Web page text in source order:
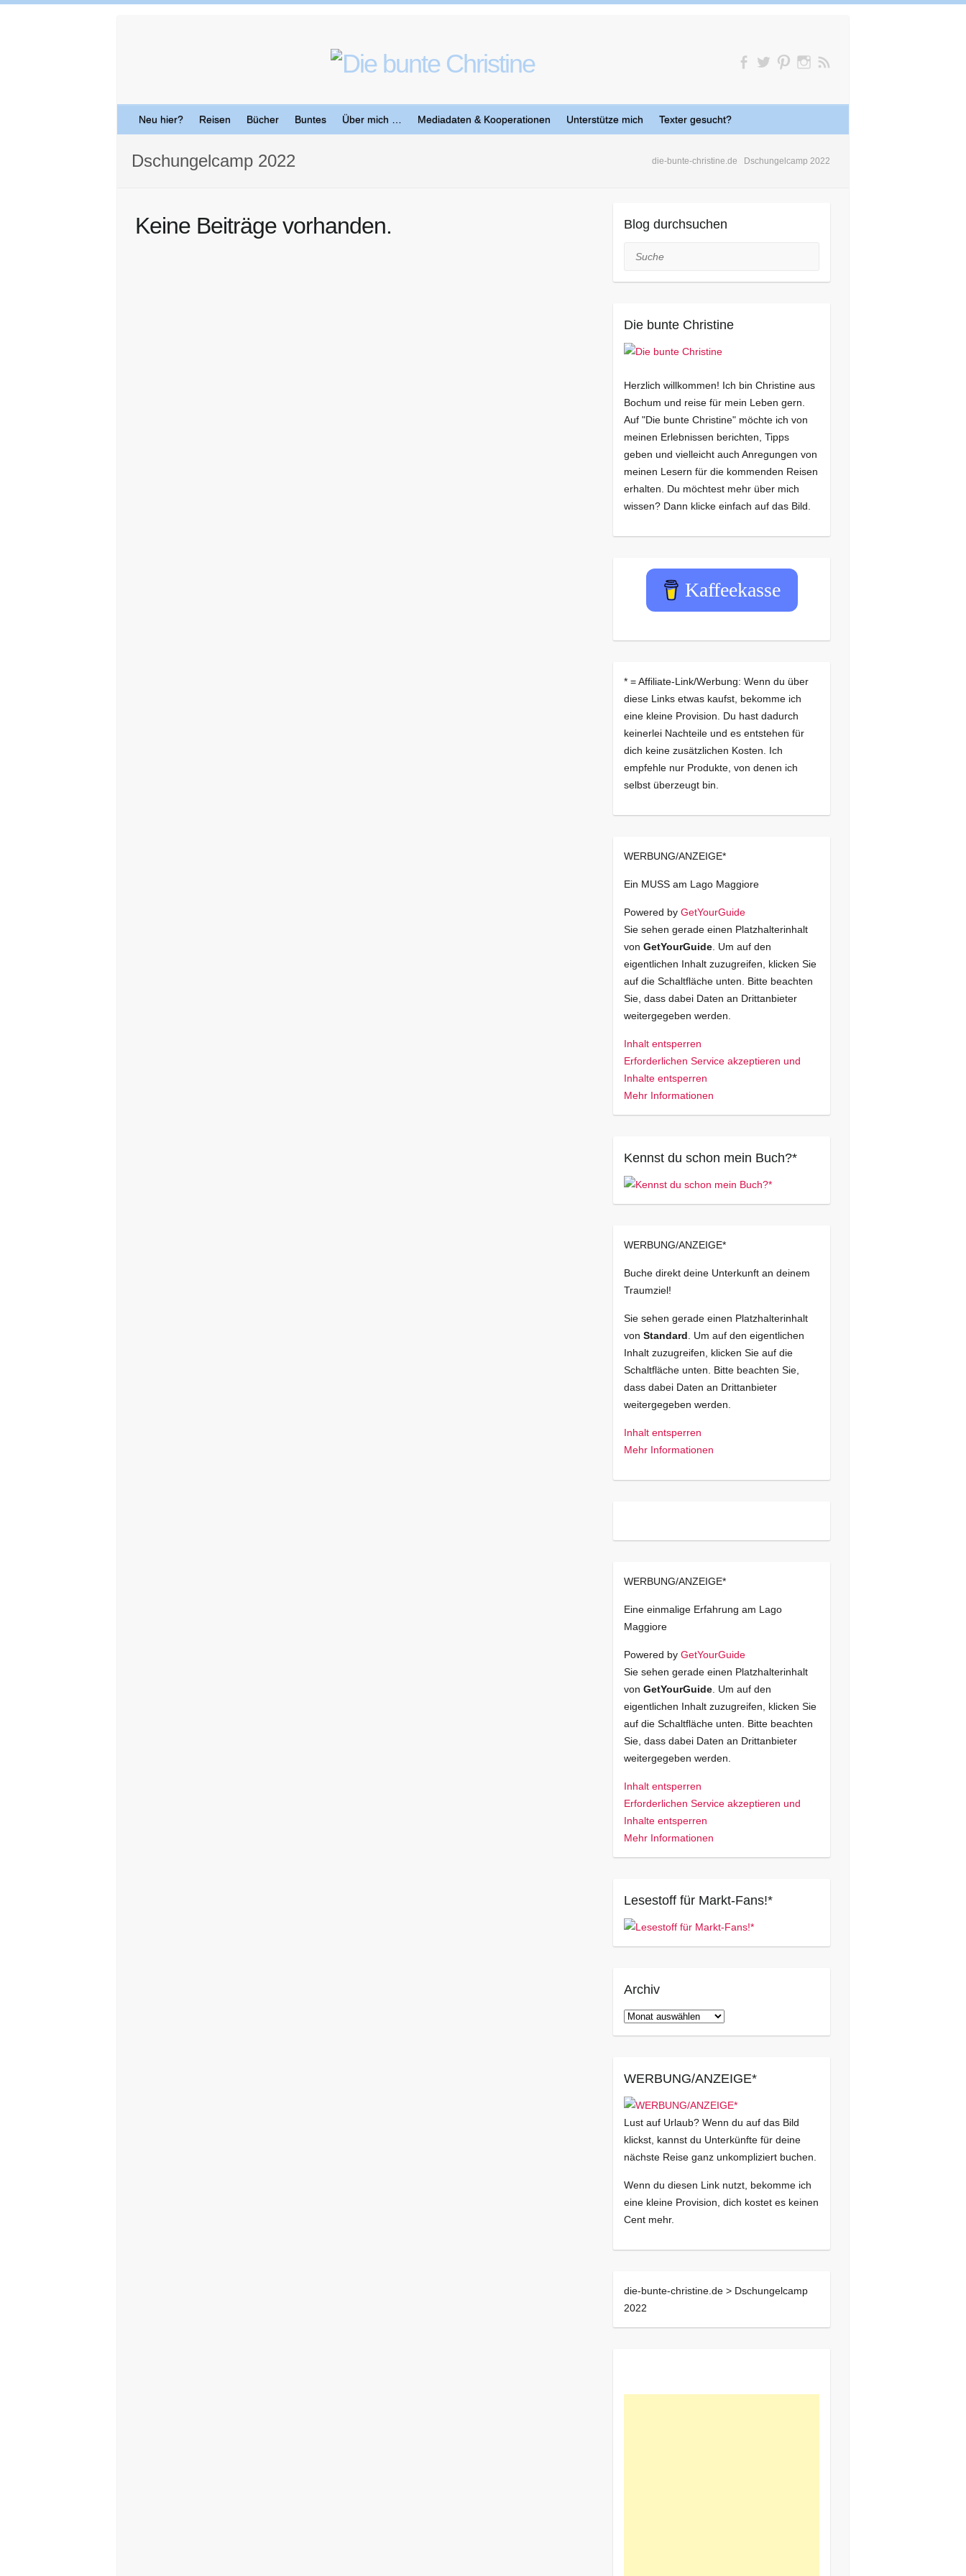
Neu hier? Reisen Bücher Buntes Über mich … Mediadaten & Kooperationen Unterstütze mich Texter gesucht?
die-bunte-christine.de Dschungelcamp 2022
Dschungelcamp 2022
Keine Beiträge vorhanden. Blog durchsuchen
Suche
Die bunte Christine
Herzlich willkommen! Ich bin Christine aus
Bochum und reise für mein Leben gern.
Auf "Die bunte Christine" möchte ich von
meinen Erlebnissen berichten, Tipps
geben und vielleicht auch Anregungen von
meinen Lesern für die kommenden Reisen
erhalten. Du möchtest mehr über mich
wissen? Dann klicke einfach auf das Bild.
Kaffeekasse
* = Affiliate-Link/Werbung: Wenn du über
diese Links etwas kaufst, bekomme ich
eine kleine Provision. Du hast dadurch
keinerlei Nachteile und es entstehen für
dich keine zusätzlichen Kosten. Ich
empfehle nur Produkte, von denen ich
selbst überzeugt bin.
WERBUNG/ANZEIGE*
Ein MUSS am Lago Maggiore
Powered by GetYourGuide
Sie sehen gerade einen Platzhalterinhalt
von GetYourGuide. Um auf den
eigentlichen Inhalt zuzugreifen, klicken Sie
auf die Schaltfläche unten. Bitte beachten
Sie, dass dabei Daten an Drittanbieter
weitergegeben werden.
Inhalt entsperren
Erforderlichen Service akzeptieren und
Inhalte entsperren
Mehr Informationen
Kennst du schon mein Buch?*
WERBUNG/ANZEIGE*
Buche direkt deine Unterkunft an deinem
Traumziel!
Sie sehen gerade einen Platzhalterinhalt
von Standard . Um auf den eigentlichen
Inhalt zuzugreifen, klicken Sie auf die
Schaltfläche unten. Bitte beachten Sie,
dass dabei Daten an Drittanbieter
weitergegeben werden.
Inhalt entsperren
Mehr Informationen
WERBUNG/ANZEIGE*
Eine einmalige Erfahrung am Lago
Maggiore
Powered by GetYourGuide
Sie sehen gerade einen Platzhalterinhalt
von GetYourGuide. Um auf den
eigentlichen Inhalt zuzugreifen, klicken Sie
auf die Schaltfläche unten. Bitte beachten
Sie, dass dabei Daten an Drittanbieter
weitergegeben werden.
Inhalt entsperren
Erforderlichen Service akzeptieren und
Inhalte entsperren
Mehr Informationen
Lesestoff für Markt-Fans!*
Archiv
Archiv
WERBUNG/ANZEIGE*
Lust auf Urlaub? Wenn du auf das Bild
klickst, kannst du Unterkünfte für deine
nächste Reise ganz unkompliziert buchen.
Wenn du diesen Link nutzt, bekomme ich
eine kleine Provision, dich kostet es keinen
Cent mehr.
die-bunte-christine.de > Dschungelcamp
2022